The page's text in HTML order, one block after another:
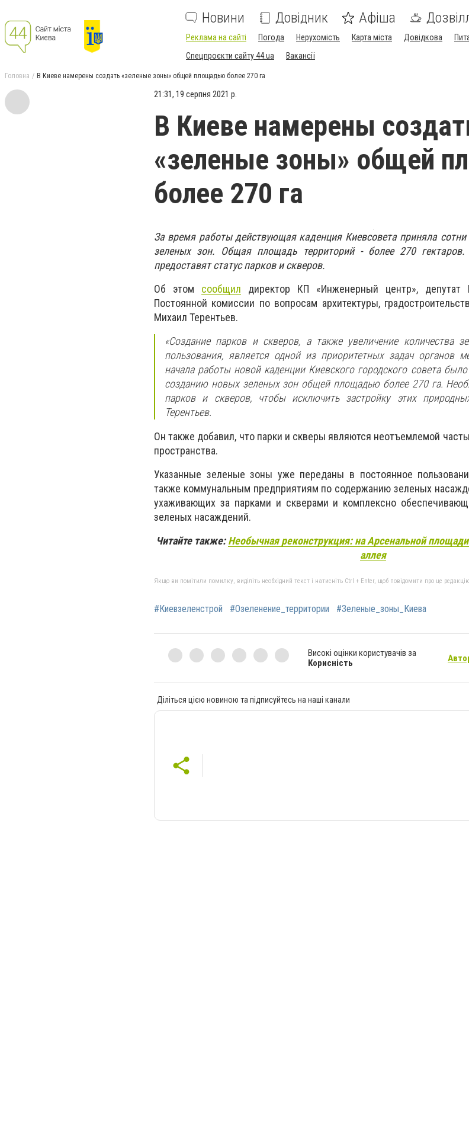
Новини Довідник Афіша
Реклама на сайті Погода Нерухомість Карта міста Довідкова
Спецпроєкти сайту 44.ua
Вакансії
Головна В Киеве намерены создать «зеленые зоны» общей площадью более 270 га
21:31, 19 серпня 2021 р.
В Киеве намерены
«зеленые зоны» общей
более 270 га
За время работы действующая каденция Киевсовета приняла
зеленых зон. Общая площадь территорий - более 270 гектаров.
предоставят статус парков и скверов.
Об этом сообщил директор КП «Инженерный центр», депутат
Постоянной комиссии по вопросам архитектуры,
Михаил Терентьев.
«Создание парков и скверов, а также увеличение количества
пользования, является одной из приоритетных задач органов
начала работы новой каденции Киевского городского совета
созданию новых зеленых зон общей площадью более 270 га.
парков и скверов, чтобы исключить застройку этих
Терентьев.
Он также добавил, что парки и скверы являются неотъемлемой
пространства.
Указанные зеленые зоны уже переданы в постоянное
также коммунальным предприятиям по содержанию зеленых
ухаживающих за парками и скверами и комплексно
зеленых насаждений.
Читайте также:Необычная реконструкция: на Арсенальной площади
аллея
Якщо ви помітили помилку, виділіть необхідний текст і натисніть Ctrl + Enter, щоб повідомити про це
#Киевзеленстрой #Озеленение_территории #Зеленые_зоны_Киева
Високі оцінки користувачів за
Корисність
Діліться цією новиною та підписуйтесь на наші канали